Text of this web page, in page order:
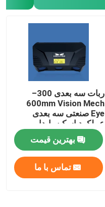
ربات سه بعدی 300–
600mm Vision Mech
Eye صنعتی سه بعدی
عملکرد اسکن پایدار و
قابل اعتماد
بهترین قیمت
تماس با ما